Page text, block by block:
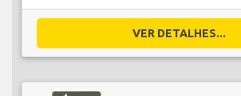
VER DETALHES...